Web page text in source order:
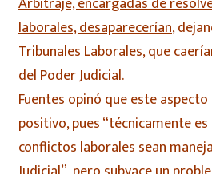
laborales, desaparecerían,
Tribunales Laborales, que
del Poder Judicial.
Fuentes opinó que este
positivo, pues “técnicamente
conflictos laborales sean